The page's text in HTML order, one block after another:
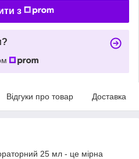
з
Відгуки про товар Доставка
25 мл - це мірна